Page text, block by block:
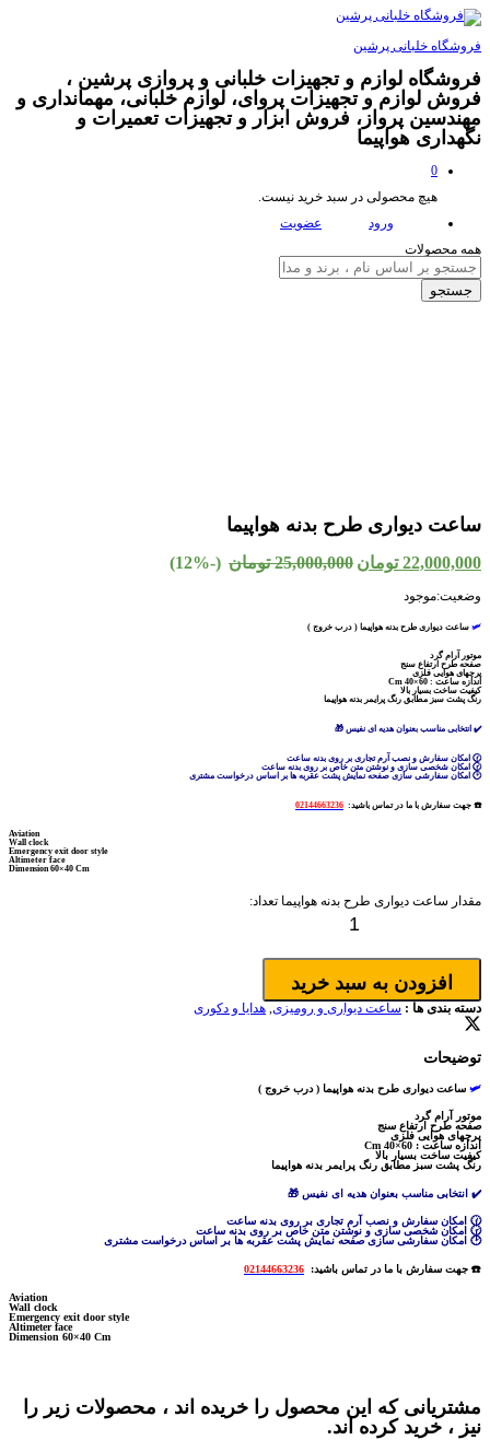
فروشگاه خلبانی پرشین
فروشگاه لوازم و تجهیزات خلبانی و پروازی پرشین ،
فروش لوازم و تجهیزات پروای، لوازم خلبانی، مهمانداری و
مهندسین پرواز، فروش ابزار و تجهیزات تعمیرات و
نگهداری هواپیما
0
هیچ محصولی در سبد خرید نیست.
ورود
عضویت
همه محصولات
جستجو
ساعت دیواری طرح بدنه هواپیما
22,000,000 تومان 25,000,000 تومان (-12%)
وضعیت:موجود
🛩️ ساعت دیواری طرح بدنه هواپیما ( درب خروج )
موتور آرام گرد
صفحه طرح ارتفاع سنج
پرچهای هوایی فلزی
اندازه ساعت : 60×40 Cm
کیفیت ساخت بسیار بالا
رنگ پشت سبز مطابق رنگ پرایمر بدنه هواپیما
✔️ انتخابی مناسب بعنوان هدیه ای نفیس 🎁
🕜 امکان سفارش و نصب آرم تجاری بر روی بدنه ساعت
🕝 امکان شخصی سازی و نوشتن متن خاص بر روی بدنه ساعت
🕑 امکان سفارشی سازی صفحه نمایش پشت عقربه ها بر اساس درخواست مشتری
☎️ جهت سفارش با ما در تماس باشید: 02144663236
Aviation
Wall clock
Emergency exit door style
Altimeter face
Dimension 60×40 Cm
مقدار ساعت دیواری طرح بدنه هواپیما تعداد:
افزودن به سبد خرید
دسته بندی ها : ساعت دیواری و رومیزی, هدایا و دکوری
توضیحات
🛩️ ساعت دیواری طرح بدنه هواپیما ( درب خروج )
موتور آرام گرد
صفحه طرح ارتفاع سنج
پرچهای هوایی فلزی
اندازه ساعت : 60×40 Cm
کیفیت ساخت بسیار بالا
رنگ پشت سبز مطابق رنگ پرایمر بدنه هواپیما
✔️ انتخابی مناسب بعنوان هدیه ای نفیس 🎁
🕜 امکان سفارش و نصب آرم تجاری بر روی بدنه ساعت
🕝 امکان شخصی سازی و نوشتن متن خاص بر روی بدنه ساعت
🕑 امکان سفارشی سازی صفحه نمایش پشت عقربه ها بر اساس درخواست مشتری
☎️ جهت سفارش با ما در تماس باشید: 02144663236
Aviation
Wall clock
Emergency exit door style
Altimeter face
Dimension 60×40 Cm
مشتریانی که این محصول را خریده اند ، محصولات زیر را
نیز ، خرید کرده اند.